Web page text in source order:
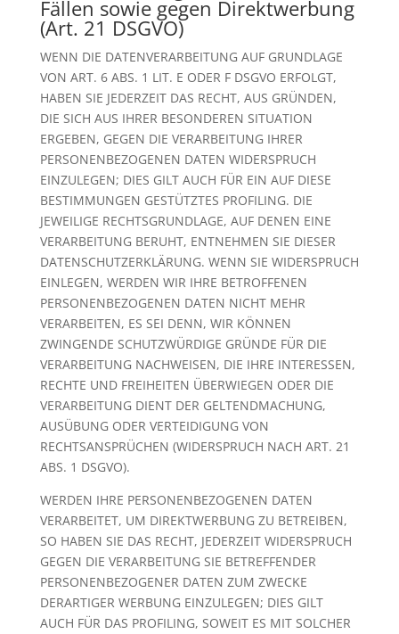
Fällen sowie gegen Direktwerbung
(Art. 21 DSGVO)
WENN DIE DATENVERARBEITUNG AUF GRUNDLAGE
VON ART. 6 ABS. 1 LIT. E ODER F DSGVO ERFOLGT,
HABEN SIE JEDERZEIT DAS RECHT, AUS GRÜNDEN,
DIE SICH AUS IHRER BESONDEREN SITUATION
ERGEBEN, GEGEN DIE VERARBEITUNG IHRER
PERSONENBEZOGENEN DATEN WIDERSPRUCH
EINZULEGEN; DIES GILT AUCH FÜR EIN AUF DIESE
BESTIMMUNGEN GESTÜTZTES PROFILING. DIE
JEWEILIGE RECHTSGRUNDLAGE, AUF DENEN EINE
VERARBEITUNG BERUHT, ENTNEHMEN SIE DIESER
DATENSCHUTZERKLÄRUNG. WENN SIE WIDERSPRUCH
EINLEGEN, WERDEN WIR IHRE BETROFFENEN
PERSONENBEZOGENEN DATEN NICHT MEHR
VERARBEITEN, ES SEI DENN, WIR KÖNNEN
ZWINGENDE SCHUTZWÜRDIGE GRÜNDE FÜR DIE
VERARBEITUNG NACHWEISEN, DIE IHRE INTERESSEN,
RECHTE UND FREIHEITEN ÜBERWIEGEN ODER DIE
VERARBEITUNG DIENT DER GELTENDMACHUNG,
AUSÜBUNG ODER VERTEIDIGUNG VON
RECHTSANSPRÜCHEN (WIDERSPRUCH NACH ART. 21
ABS. 1 DSGVO).
WERDEN IHRE PERSONENBEZOGENEN DATEN
VERARBEITET, UM DIREKTWERBUNG ZU BETREIBEN,
SO HABEN SIE DAS RECHT, JEDERZEIT WIDERSPRUCH
GEGEN DIE VERARBEITUNG SIE BETREFFENDER
PERSONENBEZOGENER DATEN ZUM ZWECKE
DERARTIGER WERBUNG EINZULEGEN; DIES GILT
AUCH FÜR DAS PROFILING, SOWEIT ES MIT SOLCHER